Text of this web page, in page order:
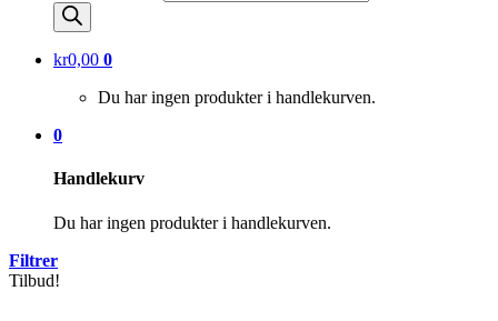
kr0,00 0
Du har ingen produkter i handlekurven.
0
Handlekurv
Du har ingen produkter i handlekurven.
Filtrer
Tilbud!